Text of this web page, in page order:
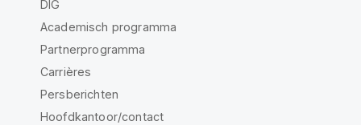
DIG
Academisch programma
Partnerprogramma
Carrières
Persberichten
Hoofdkantoor/contact